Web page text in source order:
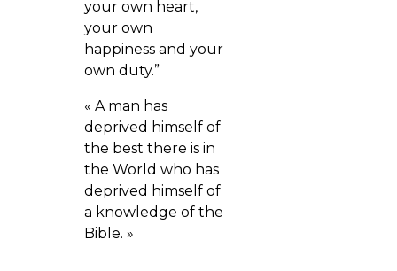
your own heart,
your own
happiness and your
own duty.”
« A man has
deprived himself of
the best there is in
the World who has
deprived himself of
a knowledge of the
Bible. »